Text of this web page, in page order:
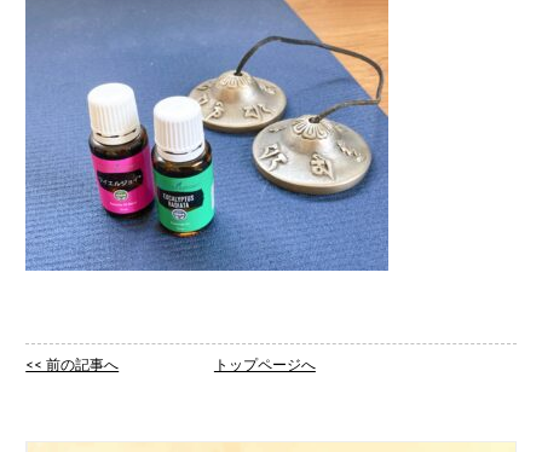
<< 前の記事へ トップページへ